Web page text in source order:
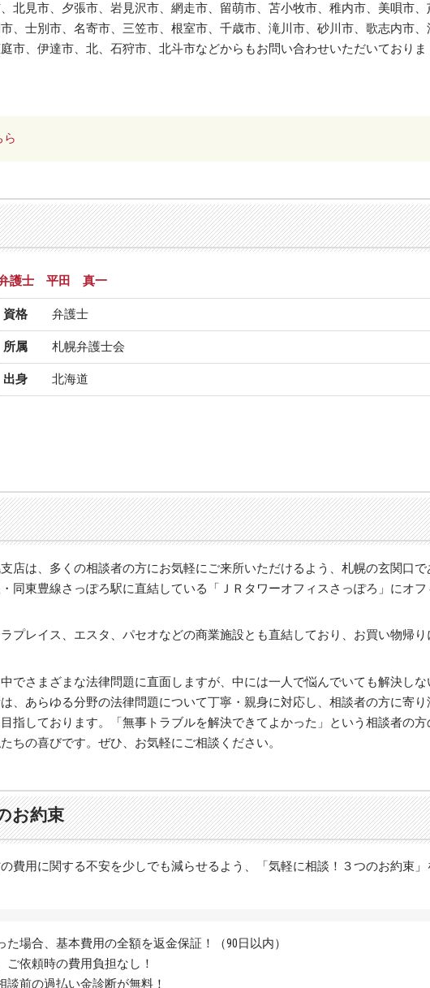
北見市、夕張市、岩見沢市、網走市、留萌市、苫小牧市、稚内市、美唄市、
、士別市、名寄市、三笠市、根室市、千歳市、滝川市、砂川市、歌志内市、
市、伊達市、北、石狩市、北斗市などからもお問い合わせいただいておりま
ら
護士 平田 真一
資格 弁護士
所属 札幌弁護士会
出身 北海道
店は、多くの相談者の方にお気軽にご来所いただけるよう、札幌の玄関口で
同東豊線さっぽろ駅に直結している「ＪＲタワーオフィスさっぽろ」にオフ
プレイス、エスタ、パセオなどの商業施設とも直結しており、お買い物帰り
でさまざまな法律問題に直面しますが、中には一人で悩んでいても解決しな
、あらゆる分野の法律問題について丁寧・親身に対応し、相談者の方に寄り
指しております。「無事トラブルを解決できてよかった」という相談者の方
ちの喜びです。ぜひ、お気軽にご相談ください。
お約束
費用に関する不安を少しでも減らせるよう、「気軽に相談！３つのお約束」
た場合、基本費用の全額を返金保証！（90日以内）
依頼時の費用負担なし！
談前の過払い金診断が無料！